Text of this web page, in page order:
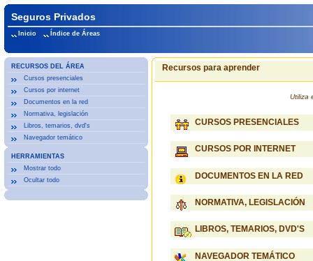
Seguros Privados
Inicio Índice de Áreas
RECURSOS DEL ÁREA
Cursos presenciales
Cursos por internet
Documentos en la red
Normativa, legislación
Libros, temarios, dvd's
Navegador temático
HERRAMIENTAS
Mostrar todo
Ocultar todo
Recursos para aprender
Utiliza
CURSOS PRESENCIALES
CURSOS POR INTERNET
DOCUMENTOS EN LA RED
NORMATIVA, LEGISLACIÓN
LIBROS, TEMARIOS, DVD'S
NAVEGADOR TEMÁTICO